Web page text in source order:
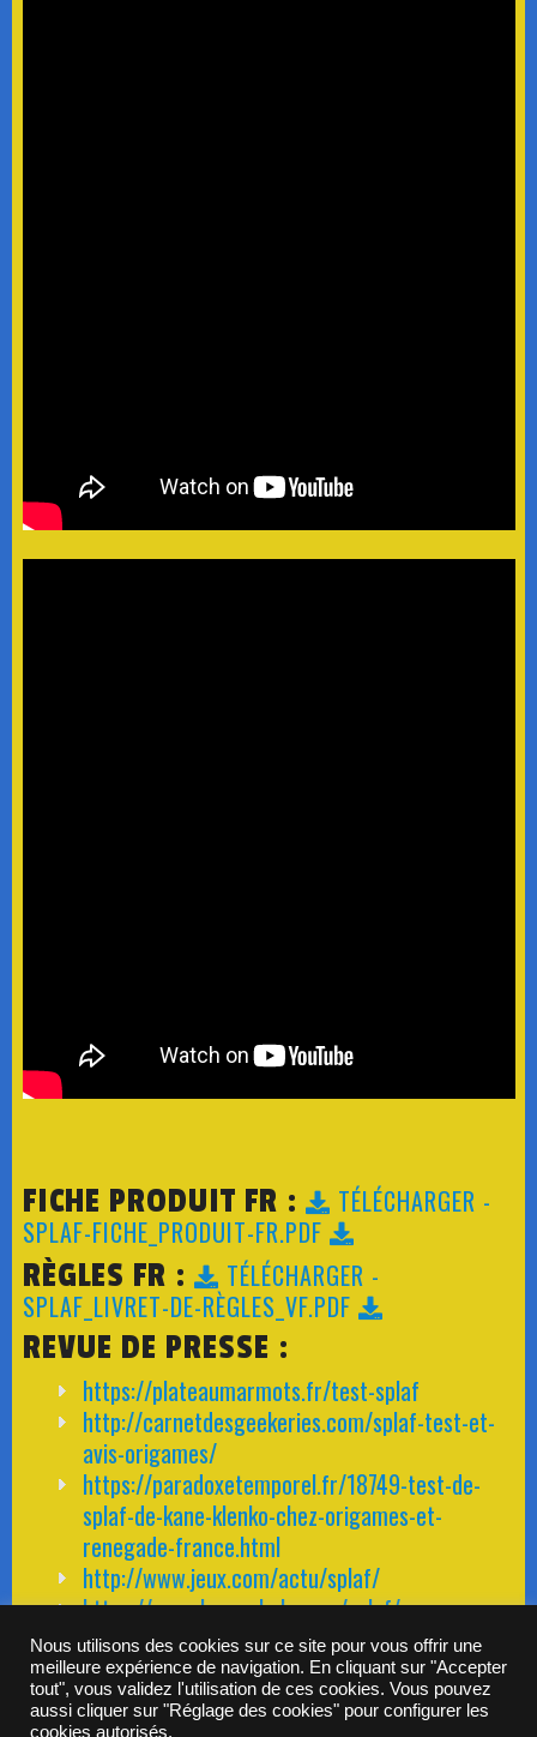
FICHE PRODUIT FR :
TÉLÉCHARGER -
SPLAF-FICHE_PRODUIT-FR.PDF
RÈGLES FR :
TÉLÉCHARGER -
SPLAF_LIVRET-DE-RÈGLES_VF.PDF
REVUE DE PRESSE :
https://plateaumarmots.fr/test-splaf
http://carnetdesgeekeries.com/splaf-test-et-
avis-origames/
https://paradoxetemporel.fr/18749-test-de-
splaf-de-kane-klenko-chez-origames-et-
renegade-france.html
http://www.jeux.com/actu/splaf/
https://www.lencephalo.com/splaf/
NEWSLETTER ORIGAMES
Nous utilisons des cookies sur ce site pour vous offrir une
meilleure expérience de navigation. En cliquant sur "Accepter
tout", vous validez l'utilisation de ces cookies. Vous pouvez
aussi cliquer sur "Réglage des cookies" pour configurer les
cookies autorisés.